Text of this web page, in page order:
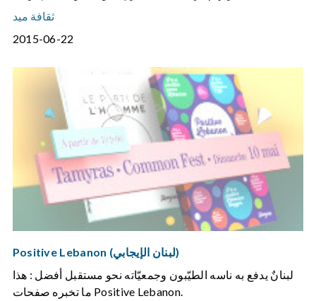
ثقافة ميد
2015-06-22
Positive Lebanon (لبنان الإيجابي)
لبنانٌ يدفع به ناسه الطيّبون وجمعيّاته نحو مستقبل أفضل : هذا
ما تخبره صفحات Positive Lebanon.